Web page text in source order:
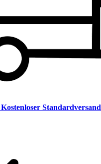
Standardversand